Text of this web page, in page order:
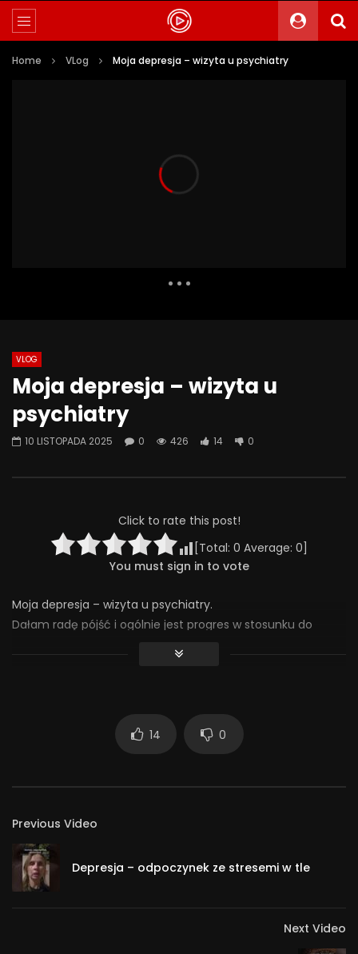
Home VLog Moja depresja – wizyta u psychiatry
Alkohol, leki antydepresyjne (SSRI)
i benzodiazepiny – FATALNE
połączenie? | Misja Psychiatria
#143
0
649 44 0
0
VLOG
Moja depresja – wizyta u
psychiatry
10 LISTOPADA 2025 0 426 14 0
Click to rate this post!
[Total: 0 Average: 0]
You must sign in to vote
Moja depresja – wizyta u psychiatry.
Dałam radę pójść i ogólnie jest progres w stosunku do
14
0
Previous Video
Depresja – odpoczynek ze stresemi w tle
Next Video